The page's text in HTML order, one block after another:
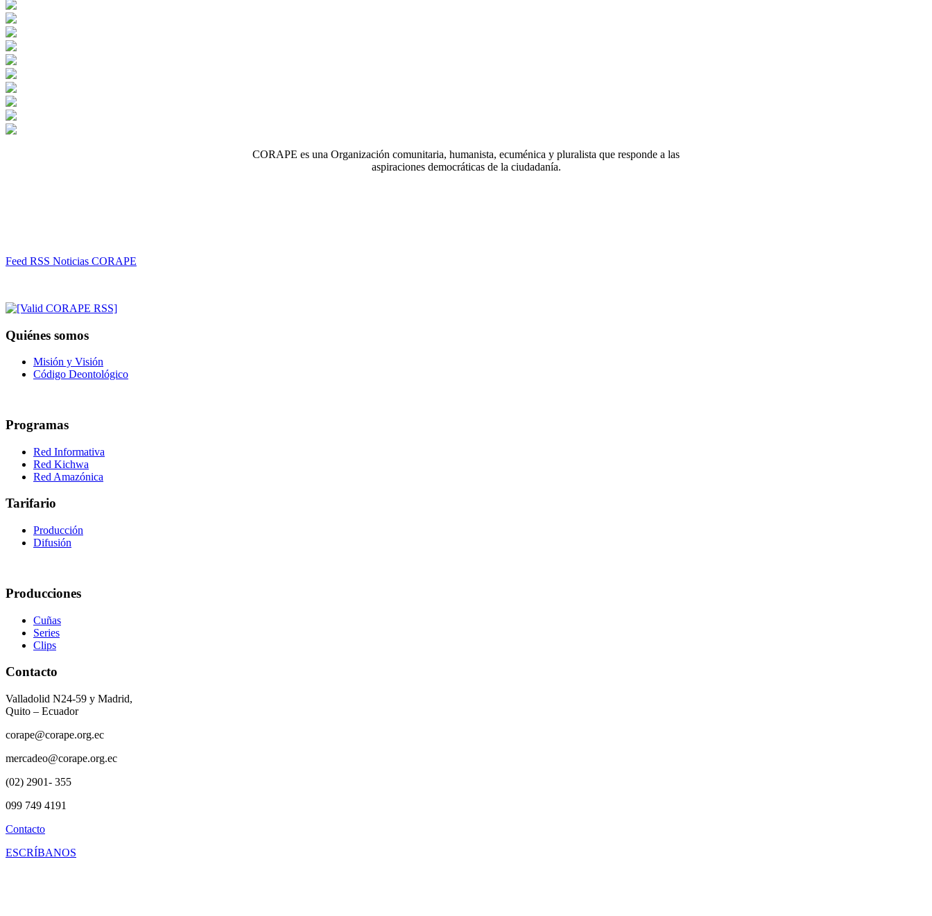
CORAPE es una Organización comunitaria, humanista, ecuménica y pluralista que responde a las
aspiraciones democráticas de la ciudadanía.
Feed RSS Noticias CORAPE
Quiénes somos
Misión y Visión
Código Deontológico
Programas
Red Informativa
Red Kichwa
Red Amazónica
Tarifario
Producción
Difusión
Producciones
Cuñas
Series
Clips
Contacto
Valladolid N24-59 y Madrid,
Quito – Ecuador
corape@corape.org.ec
mercadeo@corape.org.ec
(02) 2901- 355
099 749 4191
Contacto
ESCRÍBANOS